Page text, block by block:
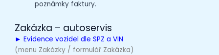
poznámky faktury.
Zakázka – autoservis
► Evidence vozidel dle SPZ a VIN
(menu Zakázky / formulář Zakázka)